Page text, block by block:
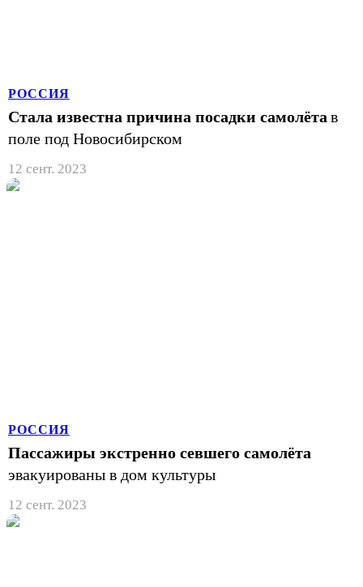
РОССИЯ
Стала известна причина посадки самолёта в
поле под Новосибирском
12 сент. 2023
РОССИЯ
Пассажиры экстренно севшего самолёта
эвакуированы в дом культуры
12 сент. 2023